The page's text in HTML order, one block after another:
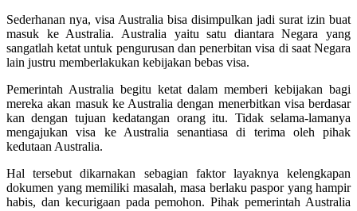
Sederhanan nya, visa Australia bisa disimpulkan jadi surat izin buat
masuk ke Australia. Australia yaitu satu diantara Negara yang
sangatlah ketat untuk pengurusan dan penerbitan visa di saat Negara
lain justru memberlakukan kebijakan bebas visa.
Pemerintah Australia begitu ketat dalam memberi kebijakan bagi
mereka akan masuk ke Australia dengan menerbitkan visa berdasar
kan dengan tujuan kedatangan orang itu. Tidak selama-lamanya
mengajukan visa ke Australia senantiasa di terima oleh pihak
kedutaan Australia.
Hal tersebut dikarnakan sebagian faktor layaknya kelengkapan
dokumen yang memiliki masalah, masa berlaku paspor yang hampir
habis, dan kecurigaan pada pemohon. Pihak pemerintah Australia